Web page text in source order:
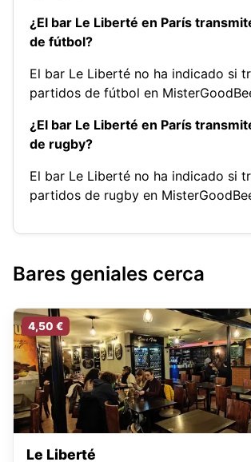
¿El bar Le Liberté en París
de fútbol?
El bar Le Liberté no ha indicado si
partidos de fútbol en
¿El bar Le Liberté en París
de rugby?
El bar Le Liberté no ha indicado si
partidos de rugby en
Bares geniales cerca
4,50 €
Le Liberté